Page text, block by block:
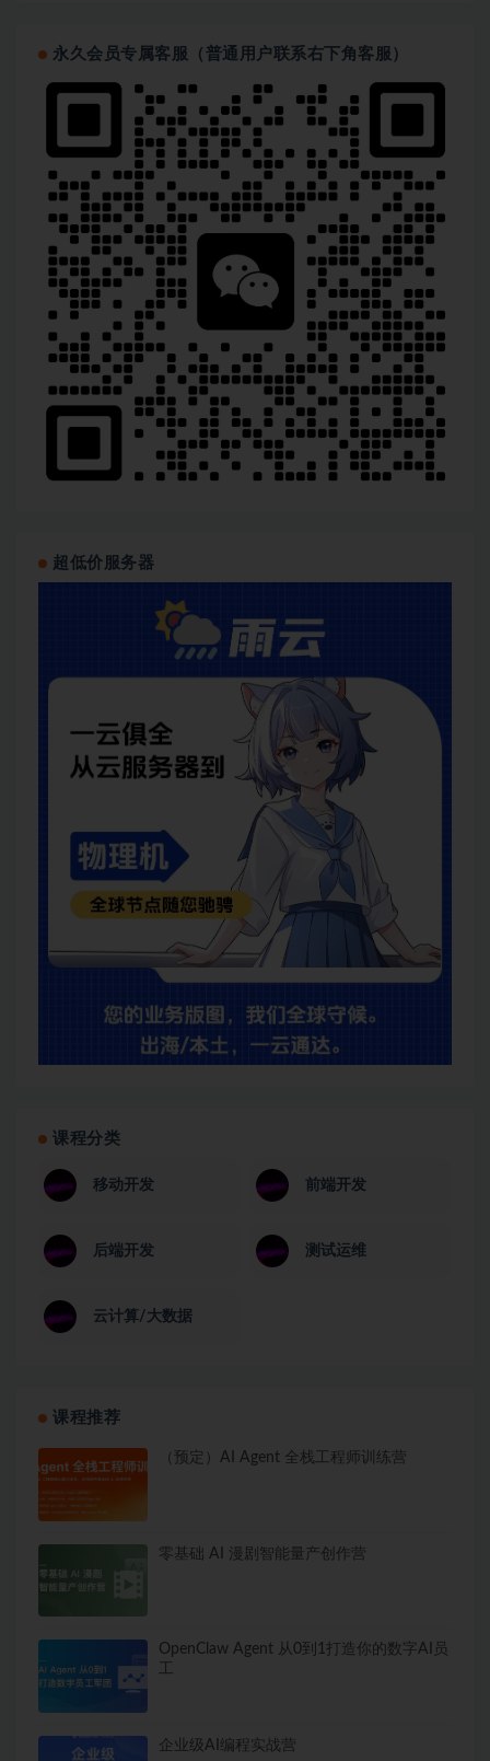
永久会员专属客服（普通用户联系右下角客服）
超低价服务器
课程分类
移动开发 前端开发
后端开发 测试运维
云计算/大数据
课程推荐
（预定）AI Agent 全栈工程师训练营
零基础 AI 漫剧智能量产创作营
OpenClaw Agent 从0到1打造你的数字AI员
工
企业级AI编程实战营